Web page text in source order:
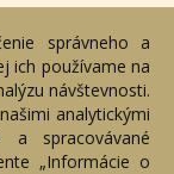
správneho a
ich používame na
návštevnosti.
analytickými
spracovávané
„Informácie o